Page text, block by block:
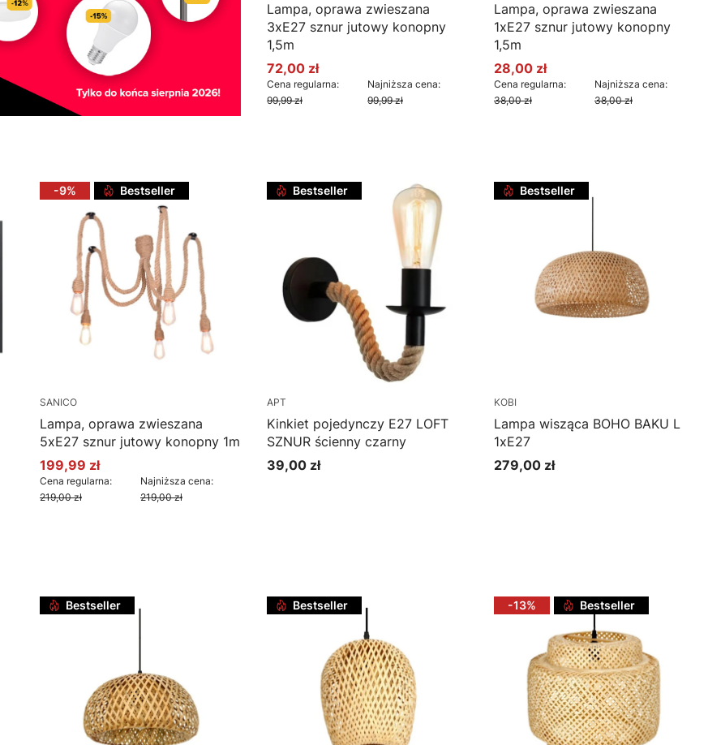
Lampa, oprawa zwieszana
3xE27 sznur jutowy konopny
1,5m
Cena promocyjna
72,00 zł
Cena regularna:
99,99 zł
Najniższa cena:
99,99 zł
Lampa, oprawa zwieszana
1xE27 sznur jutowy konopny
1,5m
Cena promocyjna
28,00 zł
Cena regularna:
38,00 zł
Najniższa cena:
38,00 zł
-9% Bestseller
SANICO
Lampa, oprawa zwieszana
5xE27 sznur jutowy konopny 1m
Cena promocyjna
199,99 zł
Cena regularna:
219,00 zł
Najniższa cena:
219,00 zł
Bestseller
APT
Kinkiet pojedynczy E27 LOFT
SZNUR ścienny czarny
Cena
39,00 zł
Bestseller
KOBI
Lampa wisząca BOHO BAKU L
1xE27
Cena
279,00 zł
Bestseller Bestseller -13% Bestseller